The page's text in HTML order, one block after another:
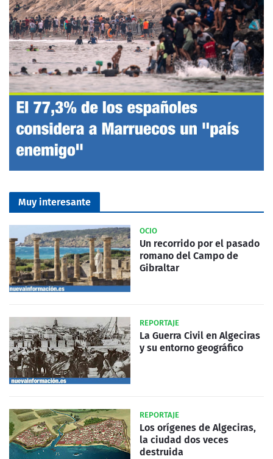
Muy interesante
OCIO
Un recorrido por el pasado
romano del Campo de
Gibraltar
REPORTAJE
La Guerra Civil en Algeciras
y su entorno geográfico
REPORTAJE
Los orígenes de Algeciras,
la ciudad dos veces
destruida